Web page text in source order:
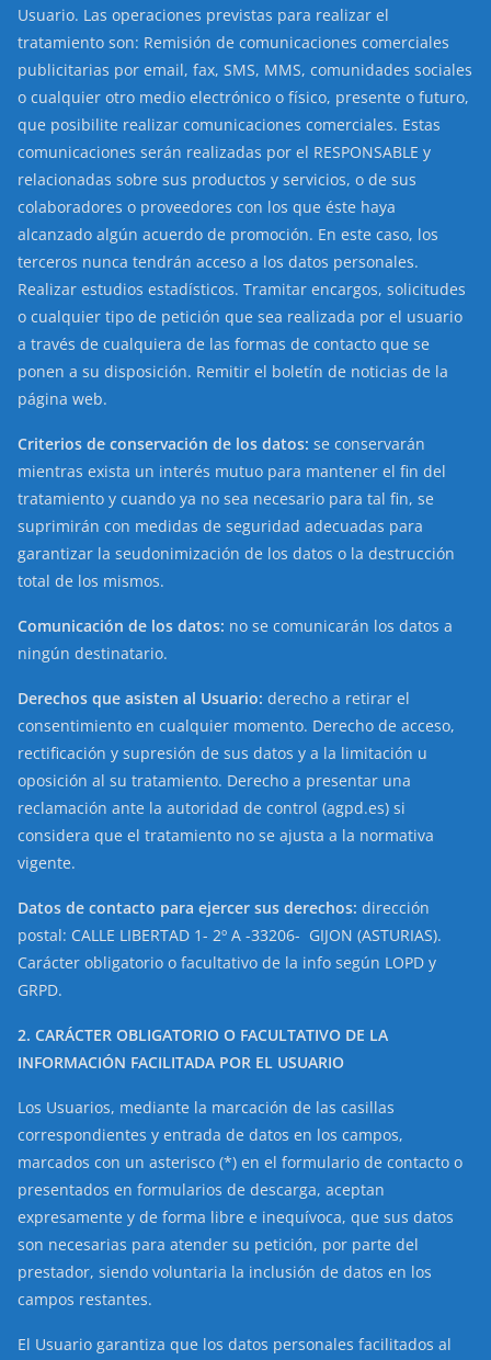
Usuario. Las operaciones previstas para realizar el
tratamiento son: Remisión de comunicaciones comerciales
publicitarias por email, fax, SMS, MMS, comunidades sociales
o cualquier otro medio electrónico o físico, presente o futuro,
que posibilite realizar comunicaciones comerciales. Estas
comunicaciones serán realizadas por el RESPONSABLE y
relacionadas sobre sus productos y servicios, o de sus
colaboradores o proveedores con los que éste haya
alcanzado algún acuerdo de promoción. En este caso, los
terceros nunca tendrán acceso a los datos personales.
Realizar estudios estadísticos. Tramitar encargos, solicitudes
o cualquier tipo de petición que sea realizada por el usuario
a través de cualquiera de las formas de contacto que se
ponen a su disposición. Remitir el boletín de noticias de la
página web.
Criterios de conservación de los datos: se conservarán
mientras exista un interés mutuo para mantener el fin del
tratamiento y cuando ya no sea necesario para tal fin, se
suprimirán con medidas de seguridad adecuadas para
garantizar la seudonimización de los datos o la destrucción
total de los mismos.
Comunicación de los datos: no se comunicarán los datos a
ningún destinatario.
Derechos que asisten al Usuario: derecho a retirar el
consentimiento en cualquier momento. Derecho de acceso,
rectificación y supresión de sus datos y a la limitación u
oposición al su tratamiento. Derecho a presentar una
reclamación ante la autoridad de control (agpd.es) si
considera que el tratamiento no se ajusta a la normativa
vigente.
Datos de contacto para ejercer sus derechos: dirección
postal: CALLE LIBERTAD 1- 2º A -33206- GIJON (ASTURIAS).
Carácter obligatorio o facultativo de la info según LOPD y
GRPD.
2. CARÁCTER OBLIGATORIO O FACULTATIVO DE LA
INFORMACIÓN FACILITADA POR EL USUARIO
Los Usuarios, mediante la marcación de las casillas
correspondientes y entrada de datos en los campos,
marcados con un asterisco (*) en el formulario de contacto o
presentados en formularios de descarga, aceptan
expresamente y de forma libre e inequívoca, que sus datos
son necesarias para atender su petición, por parte del
prestador, siendo voluntaria la inclusión de datos en los
campos restantes.
El Usuario garantiza que los datos personales facilitados al